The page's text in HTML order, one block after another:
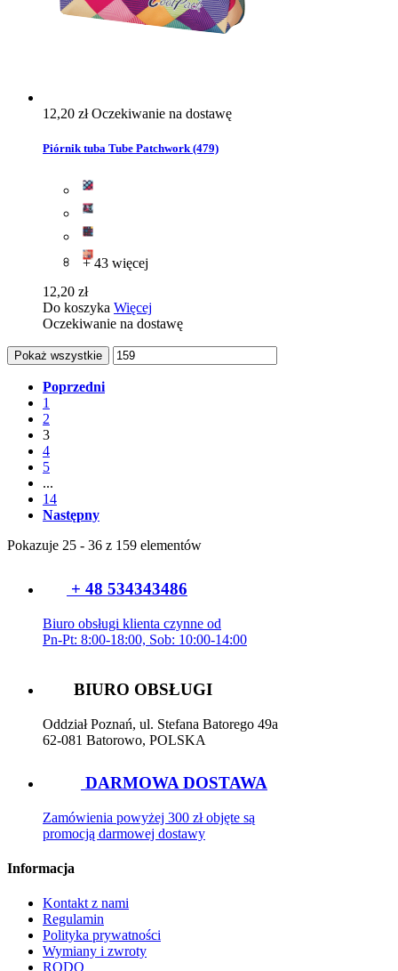
12,20 złOczekiwanie na dostawę
Piórnik tuba Tube Patchwork (479)
+ 43 więcej
12,20 zł
Do koszyka Więcej
Oczekiwanie na dostawę
Pokaż wszystkie
Poprzedni
1
2
3
4
5
...
14
Następny
Pokazuje 25 - 36 z 159 elementów
+ 48 534343486
Biuro obsługi klienta czynne od
Pn-Pt: 8:00-18:00, Sob: 10:00-14:00
BIURO OBSŁUGI
Oddział Poznań, ul. Stefana Batorego 49a
62-081 Batorowo, POLSKA
DARMOWA DOSTAWA
Zamówienia powyżej 300 zł objęte są
promocją darmowej dostawy
Informacja
Kontakt z nami
Regulamin
Polityka prywatności
Wymiany i zwroty
RODO